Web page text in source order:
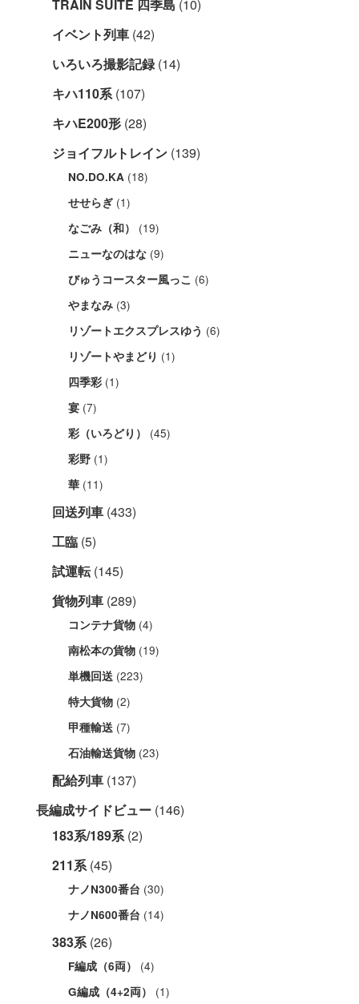
TRAIN SUITE 四季島 (10)
イベント列車 (42)
いろいろ撮影記録(14)
キハ110系(107)
キハE200形 (28)
ジョイフルトレイン (139)
NO.DO.KA (18)
せせらぎ (1)
なごみ（和） (19)
ニューなのはな (9)
びゅうコースター風っこ (6)
やまなみ (3)
リゾートエクスプレスゆう (6)
リゾートやまどり (1)
四季彩 (1)
宴 (7)
彩（いろどり） (45)
彩野 (1)
華 (11)
回送列車 (433)
工臨 (5)
試運転(145)
貨物列車 (289)
コンテナ貨物 (4)
南松本の貨物 (19)
単機回送 (223)
特大貨物 (2)
甲種輸送 (7)
石油輸送貨物 (23)
配給列車 (137)
長編成サイドビュー (146)
183系/189系(2)
211系(45)
ナノN300番台 (30)
ナノN600番台 (14)
383系(26)
F編成（6両） (4)
G編成（4+2両） (1)